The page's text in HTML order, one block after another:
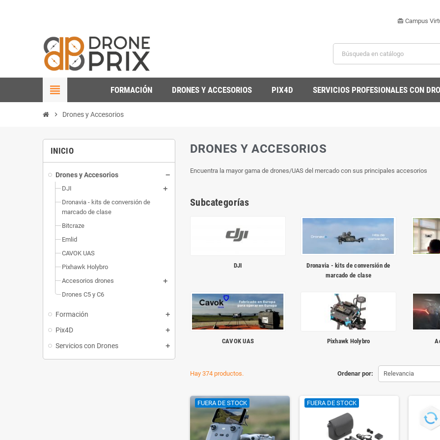
card_giftcard Campus
view_headline FORMACIÓN DRONES Y ACCESORIOS PIX4D SERVICIOS PROFESIONALES CON
chevron_right Drones y Accesorios
INICIO
Drones y Accesorios
DJI
Dronavia - kits de conversión de
marcado de clase
Bitcraze
Emlid
CAVOK UAS
Pixhawk Holybro
Accesorios drones
Drones C5 y C6
Formación
Pix4D
Servicios con Drones
DRONES Y ACCESORIOS
Encuentra la mayor gama de drones/UAS del mercado con sus principales accesorios
Subcategorías
DJI
Dronavia - kits de conversión de
marcado de clase
CAVOK UAS Pixhawk Holybro
Ordenar por: Relevancia
Hay 374 productos.
FUERA DE STOCK FUERA DE STOCK